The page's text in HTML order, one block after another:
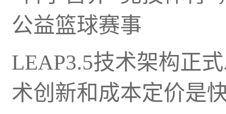
公益篮球赛事
LEAP3.5技术架构正
术创新和成本定价是